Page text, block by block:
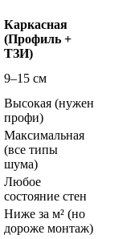
Каркасная
(Профиль +
ТЗИ)
9–15 см
Высокая (нужен
профи)
Максимальная
(все типы
шума)
Любое
состояние стен
Ниже за м² (но
дороже монтаж)